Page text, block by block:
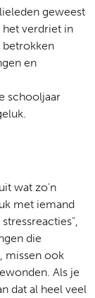
geweest
het verdriet in
betrokken
en
schooljaar
wat zo'n
met iemand
die
missen ook
Als je
dat al heel veel